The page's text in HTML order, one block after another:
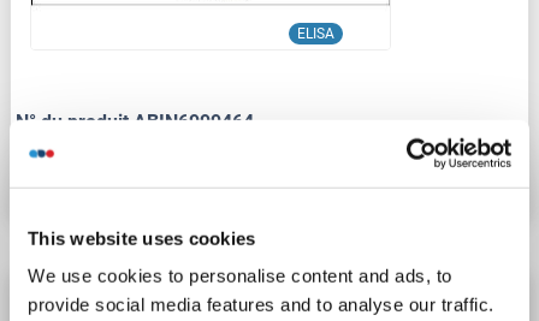
This website uses cookies
We use cookies to personalise content and ads, to
provide social media features and to analyse our traffic.
ELISA
N° du produit ABIN6999464
Détails
APOB Kit ELISA